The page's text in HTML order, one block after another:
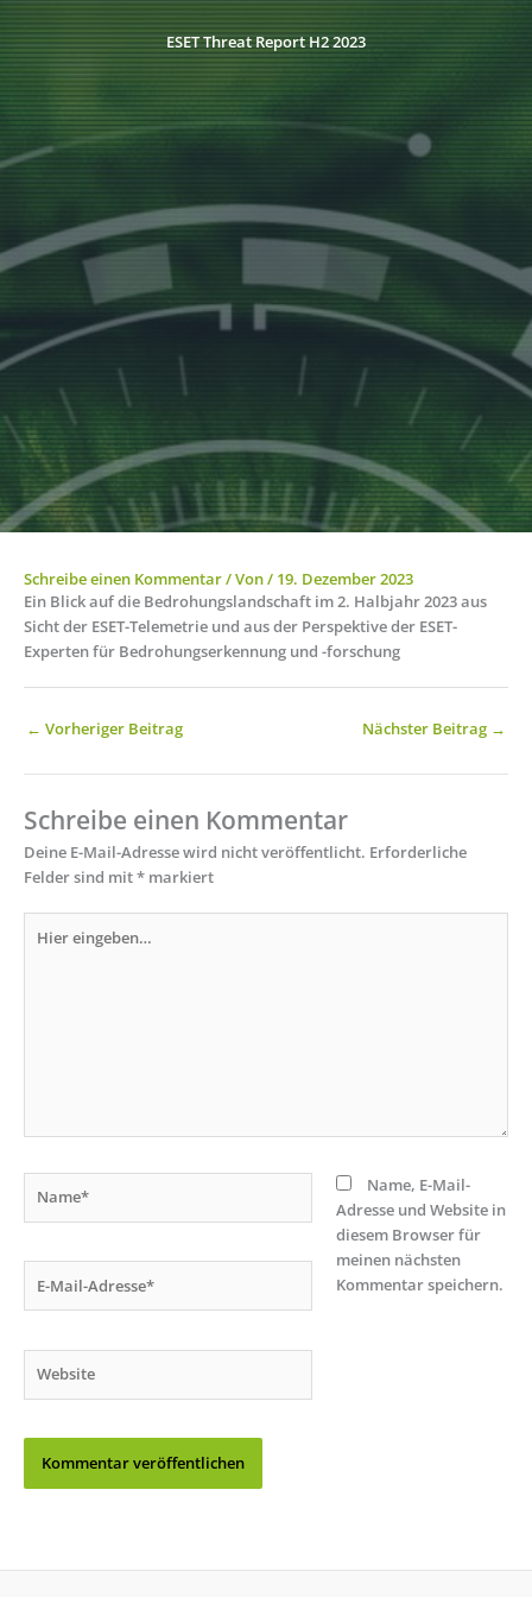
ESET Threat Report H2 2023
Schreibe einen Kommentar/ Von/ 19. Dezember 2023
Ein Blick auf die Bedrohungslandschaft im 2. Halbjahr 2023 aus
Sicht der ESET-Telemetrie und aus der Perspektive der ESET-
Experten für Bedrohungserkennung und -forschung
← Vorheriger Beitrag Nächster Beitrag →
Schreibe einen Kommentar
Deine E-Mail-Adresse wird nicht veröffentlicht. Erforderliche
Felder sind mit* markiert
eingeben…
Mail-
Name, E-Mail-
Adresse und Website in
diesem Browser für
meinen nächsten
Kommentar speichern.